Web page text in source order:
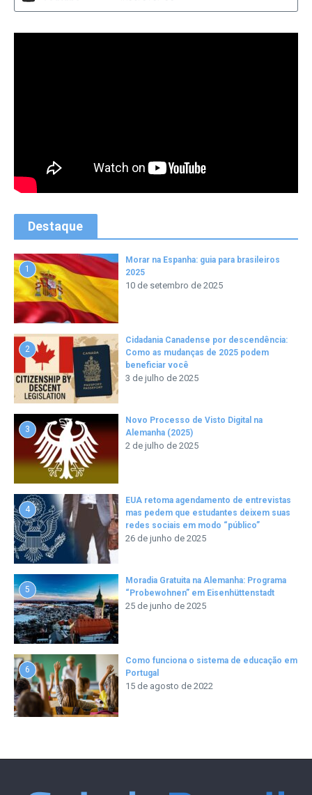
Destaque
1
Morar na Espanha: guia para brasileiros
2025
10 de setembro de 2025
2
Cidadania Canadense por descendência:
Como as mudanças de 2025 podem
beneficiar você
3 de julho de 2025
3
Novo Processo de Visto Digital na
Alemanha (2025)
2 de julho de 2025
4
EUA retoma agendamento de entrevistas
mas pedem que estudantes deixem suas
redes sociais em modo “público”
26 de junho de 2025
5
Moradia Gratuita na Alemanha: Programa
“Probewohnen” em Eisenhüttenstadt
25 de junho de 2025
6
Como funciona o sistema de educação em
Portugal
15 de agosto de 2022